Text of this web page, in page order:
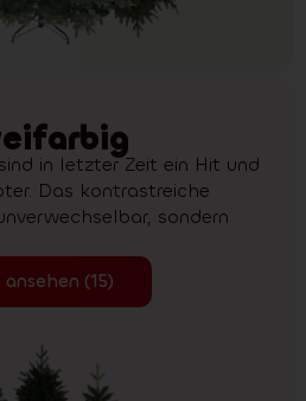
in letzter Zeit ein Hit und
Das kontrastreiche
sondern
(15)